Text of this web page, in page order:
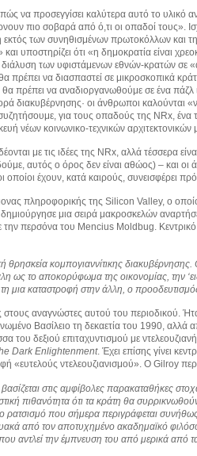
να προσεγγίσει καλύτερα αυτό το υλικό
πιο σοβαρά από ό,τι οι οπαδοί τους».
των συνηθισμένων πρωτοκόλλων και
και υποστηρίζει ότι «η δημοκρατία είναι
διάλυση των υφιστάμενων εθνών-κρατών σε
πρέπει να διασπαστεί σε μικροσκοπικά
θα πρέπει να αναδιοργανωθούμε σε ένα
διακυβέρνησης· οι άνθρωποι καλούνται
για τους οπαδούς της NRx, ένα
νέων κοινωνικο-τεχνικών
με τις ιδέες της NRx, αλλά τέσσερα
αυτός ο όρος δεν είναι αθώος) – και οι
έχουν, κατά καιρούς, συνεισφέρει
πληροφορικής της Silicon Valley, ο
μια σειρά μακροσκελών
περσόνα του Mencius Moldbug. Κεντρικό
θρησκεία κομπογιαννίτικης διακυβέρνησης.
ως το αποκορύφωμα της οικονομίας, την
μια καταστροφή στην άλλη, ο
αναγνώστες αυτού του περιοδικού.
Βασίλειο τη δεκαετία του 1990, αλλά
του δεξιού επιταχυντισμού με
Dark Enlightenment. Έχει επίσης γίνει
«ευτελούς ντελεουζιανισμού». Ο Gilroy
στις αμφίβολες παρακαταθήκες
πιθανότητα ότι τα κράτη θα
που σήμερα περιγράφεται συνήθως
από τον αποτυχημένο ακαδημαϊκό
αντλεί την έμπνευση του από μερικά